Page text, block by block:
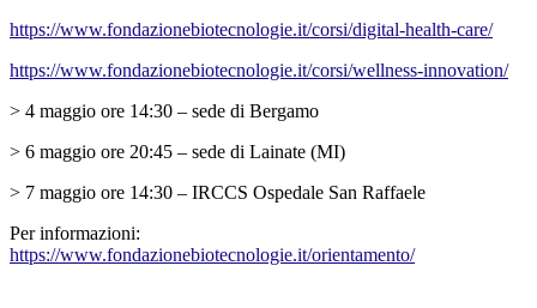
https://www.fondazionebiotecnologie.it/corsi/digital-health-care/
https://www.fondazionebiotecnologie.it/corsi/wellness-innovation/
> 4 maggio ore 14:30 – sede di Bergamo
> 6 maggio ore 20:45 – sede di Lainate (MI)
> 7 maggio ore 14:30 – IRCCS Ospedale San Raffaele
Per informazioni:
https://www.fondazionebiotecnologie.it/orientamento/